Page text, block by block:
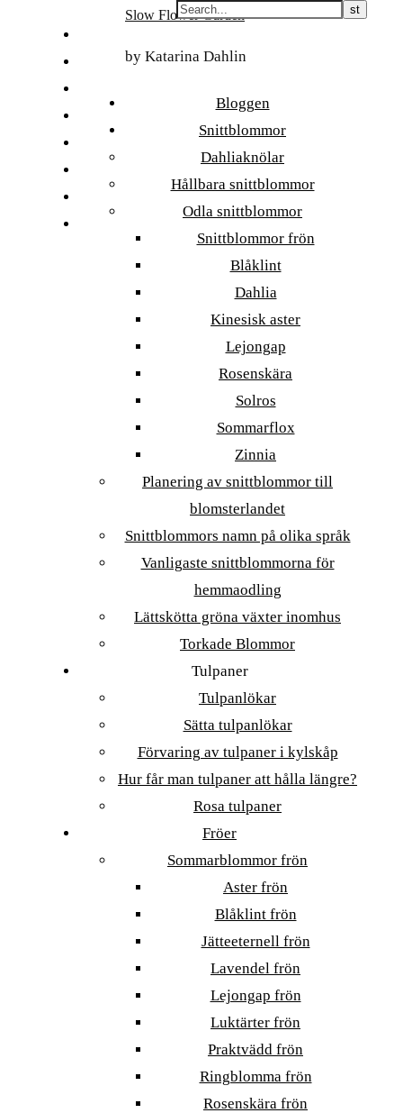
Slow Flower Garden
by Katarina Dahlin
Bloggen
Snittblommor
Dahliaknölar
Hållbara snittblommor
Odla snittblommor
Snittblommor frön
Blåklint
Dahlia
Kinesisk aster
Lejongap
Rosenskära
Solros
Sommarflox
Zinnia
Planering av snittblommor till
blomsterlandet
Snittblommors namn på olika språk
Vanligaste snittblommorna för
hemmaodling
Lättskötta gröna växter inomhus
Torkade Blommor
Tulpaner
Tulpanlökar
Sätta tulpanlökar
Förvaring av tulpaner i kylskåp
Hur får man tulpaner att hålla längre?
Rosa tulpaner
Fröer
Sommarblommor frön
Aster frön
Blåklint frön
Jätteeternell frön
Lavendel frön
Lejongap frön
Luktärter frön
Praktvädd frön
Ringblomma frön
Rosenskära frön